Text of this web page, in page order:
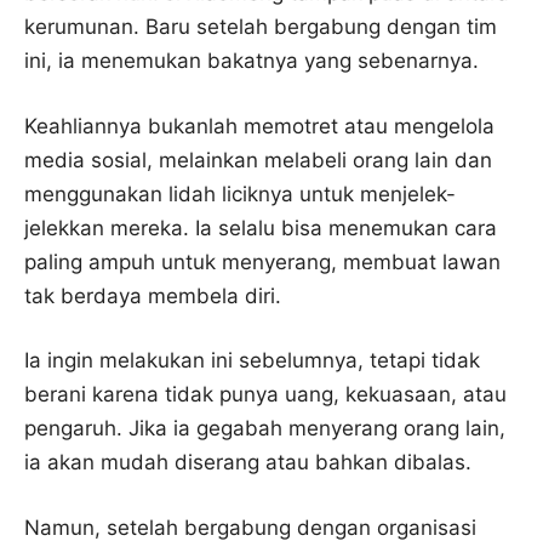
kerumunan. Baru setelah bergabung dengan tim
ini, ia menemukan bakatnya yang sebenarnya.
Keahliannya bukanlah memotret atau mengelola
media sosial, melainkan melabeli orang lain dan
menggunakan lidah liciknya untuk menjelek-
jelekkan mereka. Ia selalu bisa menemukan cara
paling ampuh untuk menyerang, membuat lawan
tak berdaya membela diri.
Ia ingin melakukan ini sebelumnya, tetapi tidak
berani karena tidak punya uang, kekuasaan, atau
pengaruh. Jika ia gegabah menyerang orang lain,
ia akan mudah diserang atau bahkan dibalas.
Namun, setelah bergabung dengan organisasi